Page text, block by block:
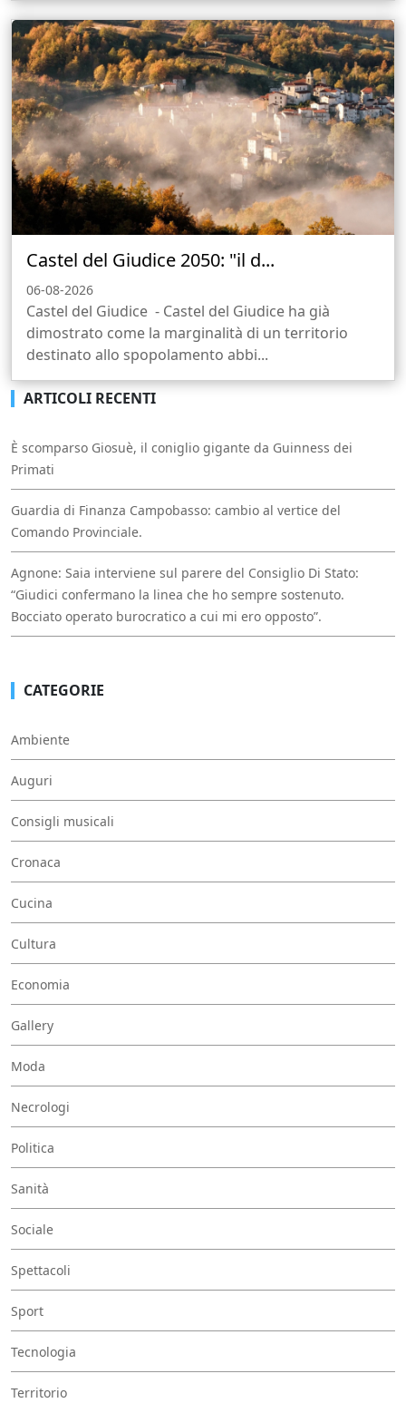
Castel del Giudice 2050: "il d...
06-08-2026
Castel del Giudice - Castel del Giudice ha già
dimostrato come la marginalità di un territorio
destinato allo spopolamento abbi...
ARTICOLI RECENTI
È scomparso Giosuè, il coniglio gigante da Guinness dei
Primati
Guardia di Finanza Campobasso: cambio al vertice del
Comando Provinciale.
Agnone: Saia interviene sul parere del Consiglio Di Stato:
“Giudici confermano la linea che ho sempre sostenuto.
Bocciato operato burocratico a cui mi ero opposto”.
CATEGORIE
Ambiente
Auguri
Consigli musicali
Cronaca
Cucina
Cultura
Economia
Gallery
Moda
Necrologi
Politica
Sanità
Sociale
Spettacoli
Sport
Tecnologia
Territorio